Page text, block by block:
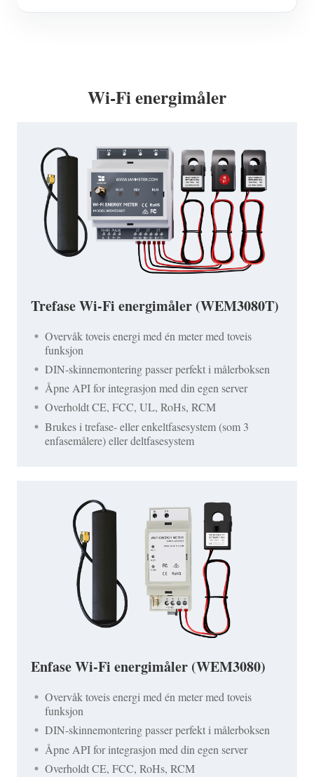
Wi-Fi energimåler
Trefase Wi-Fi energimåler (WEM3080T)
Overvåk toveis energi med én meter med toveis
funksjon
DIN-skinnemontering passer perfekt i målerboksen
Åpne API for integrasjon med din egen server
Overholdt CE, FCC, UL, RoHs, RCM
Brukes i trefase- eller enkeltfasesystem (som 3
enfasemålere) eller deltfasesystem
Enfase Wi-Fi energimåler (WEM3080)
Overvåk toveis energi med én meter med toveis
funksjon
DIN-skinnemontering passer perfekt i målerboksen
Åpne API for integrasjon med din egen server
Overholdt CE, FCC, RoHs, RCM